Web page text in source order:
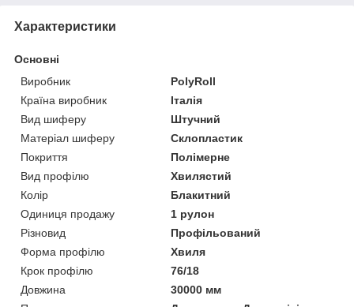
Характеристики
Основні
Виробник
PolyRoll
Країна виробник
Італія
Вид шиферу
Штучний
Матеріал шиферу
Склопластик
Покриття
Полімерне
Вид профілю
Хвилястий
Колір
Блакитний
Одиниця продажу
1 рулон
Різновид
Профільований
Форма профілю
Хвиля
Крок профілю
76/18
Довжина
30000 мм